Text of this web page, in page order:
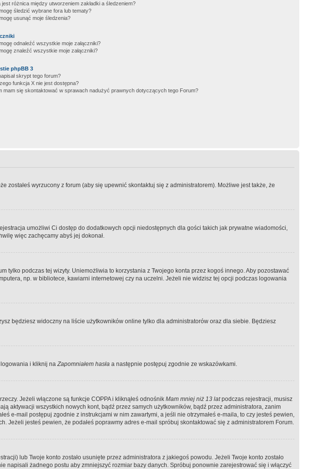
jest różnica między utworzeniem zakładki a śledzeniem?
śledzić wybrane fora lub tematy?
usunąć moje śledzenia?
odnaleźć wszystkie moje załączniki?
znaleźć wszystkie moje załączniki?
phpBB 3
skrypt tego forum?
funkcja X nie jest dostępna?
mam się skontaktować w sprawach nadużyć prawnych dotyczących tego Forum?
zostałeś wyrzucony z forum (aby się upewnić skontaktuj się z administratorem). Możliwe jest także, że
umożliwi Ci dostęp do dodatkowych opcji niedostępnych dla gości takich jak prywatne wiadomości,
więc zachęcamy abyś jej dokonał.
tylko podczas tej wizyty. Uniemożliwia to korzystania z Twojego konta przez kogoś innego. Aby pozostawać
np. w bibliotece, kawiarni internetowej czy na uczelni. Jeżeli nie widzisz tej opcji podczas logowania
będziesz widoczny na liście użytkowników online tylko dla administratorów oraz dla siebie. Będziesz
logowania i kliknij naZapomniałem hasła a następnie postępuj zgodnie ze wskazówkami.
Jeżeli włączone są funkcje COPPA i kliknąłeś odnośnik Mam mniej niż 13 latpodczas rejestracji, musisz
aktywacji wszystkich nowych kont, bądź przez samych użytkowników, bądź przez administratora, zanim
e-mail postępuj zgodnie z instrukcjami w nim zawartymi, a jeśli nie otrzymałeś e-maila, to czy jesteś pewien,
Jeżeli jesteś pewien, że podałeś poprawmy adres e-mail spróbuj skontaktować się z administratorem Forum.
lub Twoje konto zostało usunięte przez administratora z jakiegoś powodu. Jeżeli Twoje konto zostało
napisali żadnego postu aby zmniejszyć rozmiar bazy danych. Spróbuj ponownie zarejestrować się i włączyć